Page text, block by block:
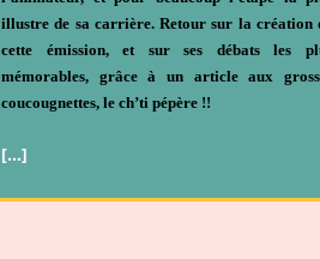
illustre de sa carrière. Retour sur la création
cette émission, et sur ses débats les
mémorables, grâce à un article aux
coucougnettes, le ch’ti pépère !!
[…]